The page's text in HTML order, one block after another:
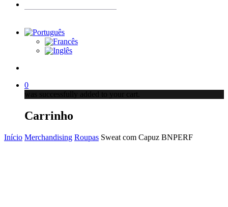
0
was successfully added to your cart.
Carrinho
Início Merchandising Roupas Sweat com Capuz BNPERF